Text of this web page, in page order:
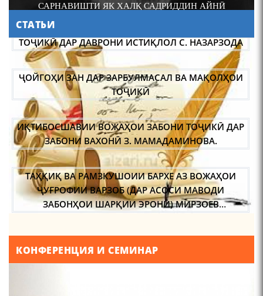
110 солагии шоири халқии
Тоҷикистон Мирзо
Турсунзода / Mirzo
Tursunzoda
ЧЕХРАХОИ АСЛИИ МИРЗО
ТУРСУНЗОДА
Мирзо Турсунзода-
САРНАВИШТИ ЯК ХАЛҚ САДРИДДИН АЙНӢ
СТАТЬИ
ҶОЙГОҲИ ЗАН ДАР ЗАРБУЛМАСАЛ ВА МАҚОЛҲОИ
ТОҶИКӢ
ИҚТИБОСШАВИИ ВОЖАҲОИ ЗАБОНИ ТОҶИКӢ ДАР
ЗАБОНИ ВАХОНӢ З. МАМАДАМИНОВА.
ТАҲҚИҚ ВА РАМЗКУШОИИ БАРХЕ АЗ ВОЖАҲОИ
ҶУҒРОФИИ ВАРЗОБ (ДАР АСОСИ МАВОДИ
ЗАБОНҲОИ ШАРҚИИ ЭРОНӢ) МИРЗОЕВ
САЙФИДДИН ҶАБОРОВИЧ.
ШИНОХТ ДАР ЗАМИНАИ ЭЪТИҚОД ВА ЭЪТИРОФ
ФИРДАВСӢ ВА ДАҚИҚӢ
КОНФЕРЕНЦИЯ И СЕМИНАР